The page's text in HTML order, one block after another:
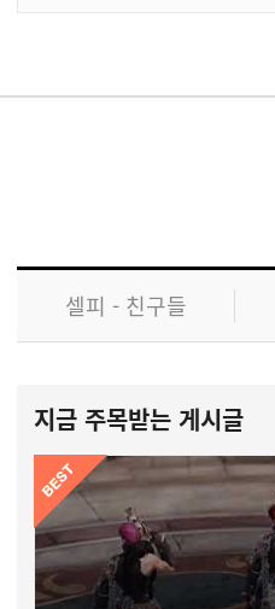
셀피 - 친구들
지금 주목받는 게시글